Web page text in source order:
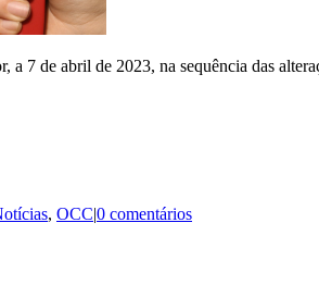
7 de abril de 2023, na sequência das
, OCC|0 comentários